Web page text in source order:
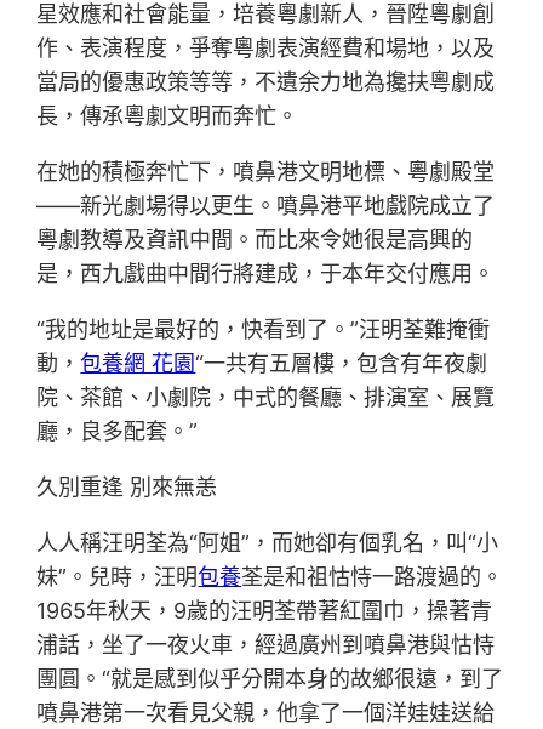
星效應和社會能量，培養粵劇新人，晉陞粵劇創
作、表演程度，爭奪粵劇表演經費和場地，以及
當局的優惠政策等等，不遺余力地為攙扶粵劇成
長，傳承粵劇文明而奔忙。
在她的積極奔忙下，噴鼻港文明地標、粵劇殿堂
——新光劇場得以更生。噴鼻港平地戲院成立了
粵劇教導及資訊中間。而比來令她很是高興的
是，西九戲曲中間行將建成，于本年交付應用。
“我的地址是最好的，快看到了。”汪明荃難掩衝
動，包養網 花園“一共有五層樓，包含有年夜劇
院、茶館、小劇院，中式的餐廳、排演室、展覽
廳，良多配套。”
久別重逢 別來無恙
人人稱汪明荃為“阿姐”，而她卻有個乳名，叫“小
妹”。兒時，汪明包養荃是和祖怙恃一路渡過的。
1965年秋天，9歲的汪明荃帶著紅圍巾，操著青
浦話，坐了一夜火車，經過廣州到噴鼻港與怙恃
團圓。“就是感到似乎分開本身的故鄉很遠，到了
噴鼻港第一次看見父親，他拿了一個洋娃娃送給